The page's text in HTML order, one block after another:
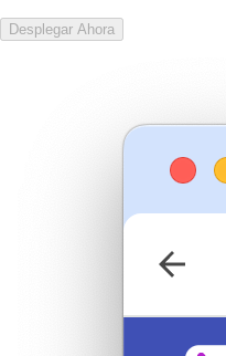
Desplegar Ahora